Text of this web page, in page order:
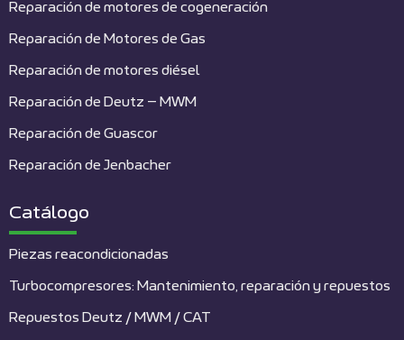
Reparación de motores de cogeneración
Reparación de Motores de Gas
Reparación de motores diésel
Reparación de Deutz – MWM
Reparación de Guascor
Reparación de Jenbacher
Catálogo
Piezas reacondicionadas
Turbocompresores: Mantenimiento, reparación y repuestos
Repuestos Deutz / MWM / CAT